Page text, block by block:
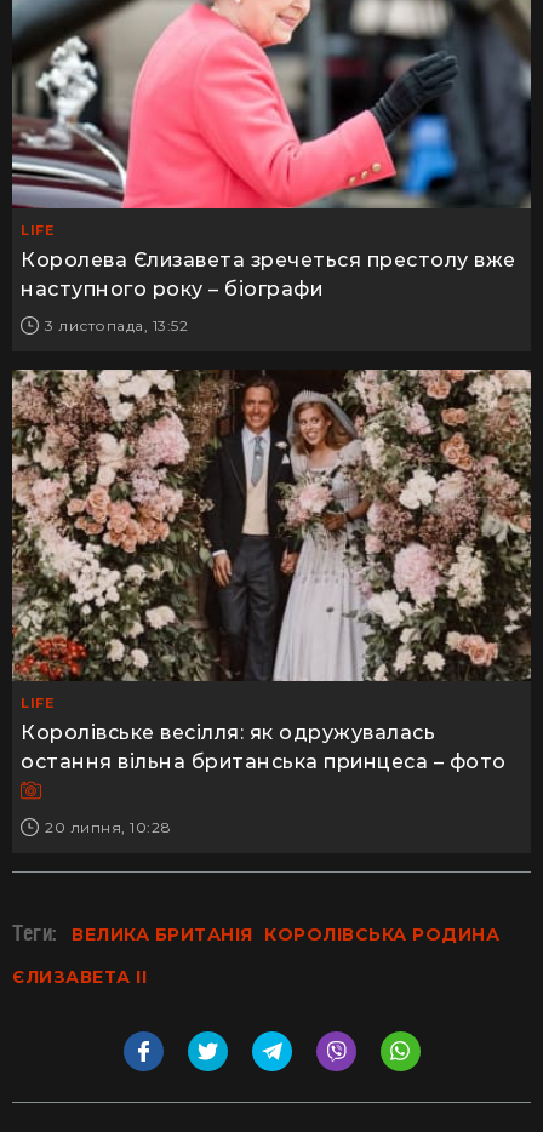
LIFE
Королева Єлизавета зречеться престолу вже
наступного року – біографи
3 листопада, 13:52
LIFE
Королівське весілля: як одружувалась
остання вільна британська принцеса – фото
20 липня, 10:28
Теги: ВЕЛИКА БРИТАНІЯ
КОРОЛІВСЬКА РОДИНА
ЄЛИЗАВЕТА ІІ